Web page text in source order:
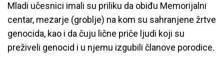
Mladi učesnici imali su priliku da obiđu Memorijalni
centar, mezarje (groblje) na kom su sahranjene žrtve
genocida, kao i da čuju lične priče ljudi koji su
preživeli genocid i u njemu izgubili članove porodice.